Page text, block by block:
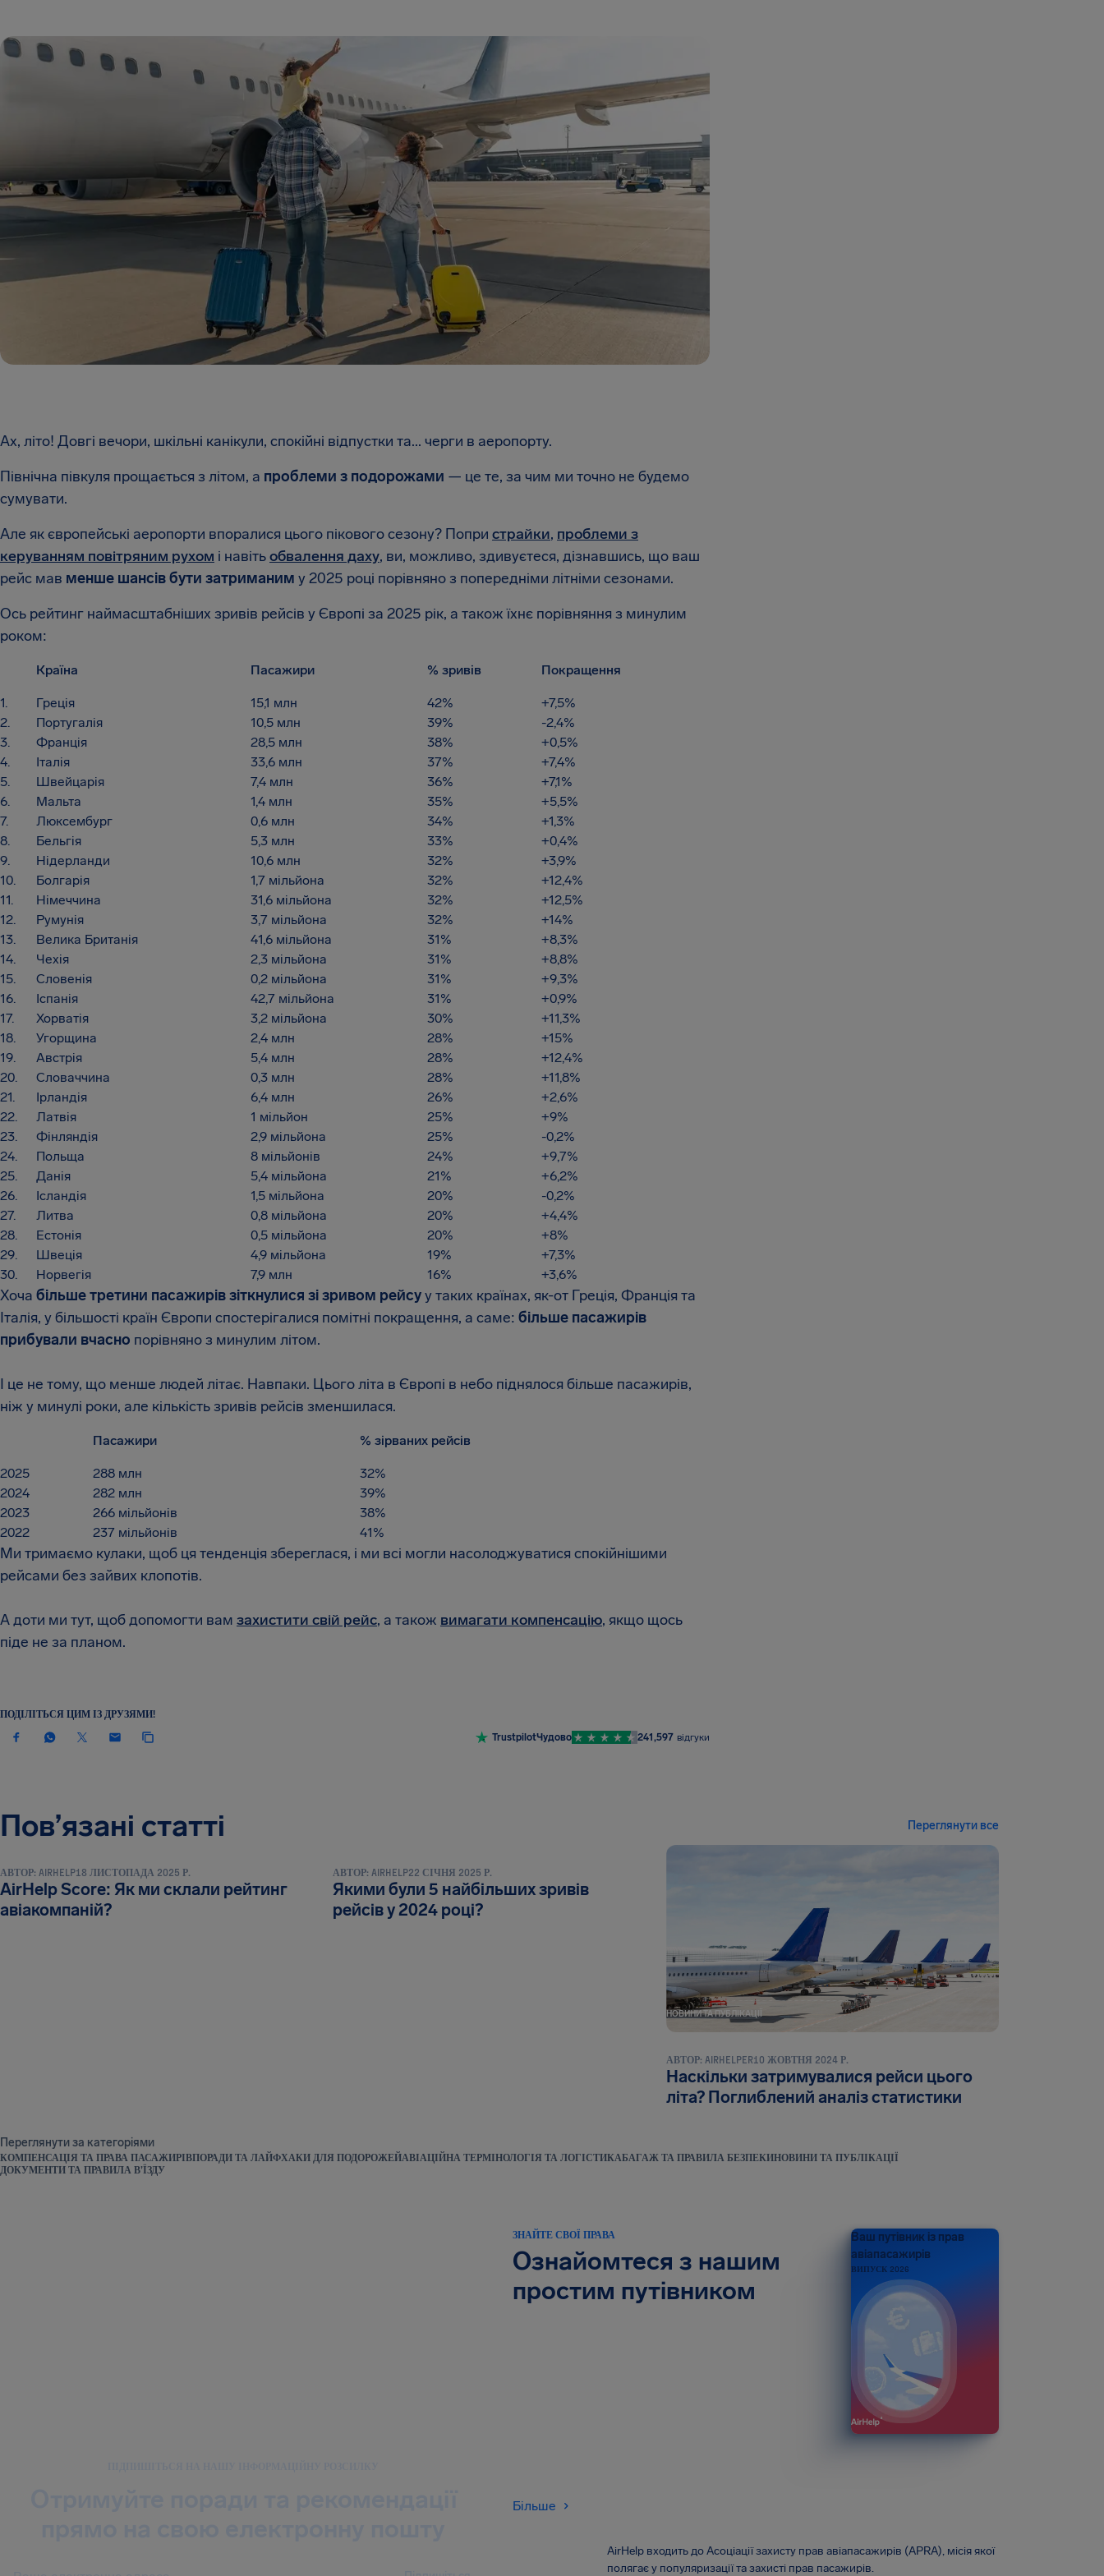
Ах, літо! Довгі вечори, шкільні канікули, спокійні відпустки та... черги в аеропорту.
Північна півкуля прощається з літом, а проблеми з подорожами — це те, за чим ми точно не будемо
сумувати.
Але як європейські аеропорти впоралися цього пікового сезону? Попри страйки, проблеми з
керуванням повітряним рухом і навітьобвалення даху, ви, можливо, здивуєтеся, дізнавшись, що ваш
рейс мав менше шансів бути затриманим у 2025 році порівняно з попередніми літніми сезонами.
Ось рейтинг наймасштабніших зривів рейсів у Європі за 2025 рік, а також їхнє порівняння з минулим
роком:
Країна Пасажири % зривів Покращення
1. Греція 15,1 млн 42%
+7,5%
2.
Португалія 10,5 млн 39%
-2,4%
3.
Франція 28,5 млн 38%
+0,5%
4.
Італія 33,6 млн 37%
+7,4%
5.
Швейцарія 7,4 млн 36%
+7,1%
6.
Мальта 1,4 млн 35%
+5,5%
7.
Люксембург 0,6 млн 34%
+1,3%
8.
Бельгія 5,3 млн 33%
+0,4%
9.
Нідерланди 10,6 млн 32%
+3,9%
10.
Болгарія 1,7 мільйона 32%
+12,4%
11.
Німеччина 31,6 мільйона 32%
+12,5%
12.
Румунія 3,7 мільйона 32%
+14%
13.
Велика Британія 41,6 мільйона 31%
+8,3%
14.
Чехія 2,3 мільйона 31%
+8,8%
15.
Словенія 0,2 мільйона 31%
+9,3%
16.
Іспанія 42,7 мільйона 31%
+0,9%
17.
Хорватія 3,2 мільйона 30%
+11,3%
18.
Угорщина 2,4 млн 28%
+15%
19.
Австрія 5,4 млн 28%
+12,4%
20.
Словаччина 0,3 млн 28%
+11,8%
21.
Ірландія 6,4 млн 26%
+2,6%
22.
Латвія 1 мільйон 25%
+9%
23.
Фінляндія 2,9 мільйона 25%
-0,2%
24.
Польща 8 мільйонів 24%
+9,7%
25.
Данія 5,4 мільйона 21%
+6,2%
26.
Ісландія 1,5 мільйона 20%
-0,2%
27.
Литва 0,8 мільйона 20%
+4,4%
28.
Естонія 0,5 мільйона 20%
+8%
29.
Швеція 4,9 мільйона 19%
+7,3%
30.
Норвегія 7,9 млн 16% +3,6%
Хоча більше третини пасажирів зіткнулися зі зривом рейсуу таких країнах, як-от Греція, Франція та
Італія, у більшості країн Європи спостерігалися помітні покращення, а саме: більше пасажирів
прибували вчасно порівняно з минулим літом.
І це не тому, що менше людей літає. Навпаки. Цього літа в Європі в небо піднялося більше пасажирів,
ніж у минулі роки, але кількість зривів рейсів зменшилася.
Пасажири % зірваних рейсів
2025 288 млн
32%
2024
282 млн
39%
2023
266 мільйонів
38%
2022
237 мільйонів 41%
Ми тримаємо кулаки, щоб ця тенденція збереглася, і ми всі могли насолоджуватися спокійнішими
рейсами без зайвих клопотів.
А доти ми тут, щоб допомогти вам захистити свій рейс, а також вимагати компенсацію, якщо щось
піде не за планом.
ПОДІЛІТЬСЯ ЦИМ ІЗ ДРУЗЯМИ!
TrustpilotЧудово 241,597 відгуки
Пов’язані статті Переглянути все
НОВИНИ ТА ПУБЛІКАЦІЇ
АВТОР: AIRHELP18 ЛИСТОПАДА 2025 Р.
AirHelp Score: Як ми склали рейтинг
авіакомпаній?
АВТОР: AIRHELP22 СІЧНЯ 2025 Р.
Якими були 5 найбільших зривів
рейсів у 2024 році?
НОВИНИ ТА ПУБЛІКАЦІЇ
АВТОР: AIRHELPER10 ЖОВТНЯ 2024 Р.
Наскільки затримувалися рейси цього
літа? Поглиблений аналіз статистики
Переглянути за категоріями
КОМПЕНСАЦІЯ ТА ПРАВА ПАСАЖИРІВПОРАДИ ТА ЛАЙФХАКИ ДЛЯ ПОДОРОЖЕЙАВІАЦІЙНА ТЕРМІНОЛОГІЯ ТА ЛОГІСТИКАБАГАЖ ТА ПРАВИЛА БЕЗПЕКИНОВИНИ ТА ПУБЛІКАЦІЇ
ДОКУМЕНТИ ТА ПРАВИЛА В’ЇЗДУ
ЗНАЙТЕ СВОЇ ПРАВА
Ознайомтеся з нашим
простим путівником
Більше
Ваш путівник із прав
авіапасажирів
ВИПУСК 2026
AirHelp входить до Асоціації захисту прав авіапасажирів (APRA), місія якої
полягає у популяризації та захисті прав пасажирів.